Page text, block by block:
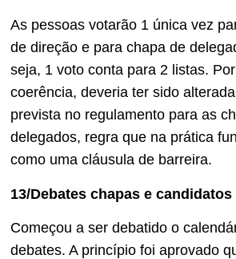
As pessoas votarão 1 única vez
de direção e para chapa de
seja, 1 voto conta para 2 listas. Por
coerência, deveria ter sido
prevista no regulamento para as
delegados, regra que na prática
como uma cláusula de barreira.
13/Debates chapas e candidatos
Começou a ser debatido o
debates. A princípio foi aprovado